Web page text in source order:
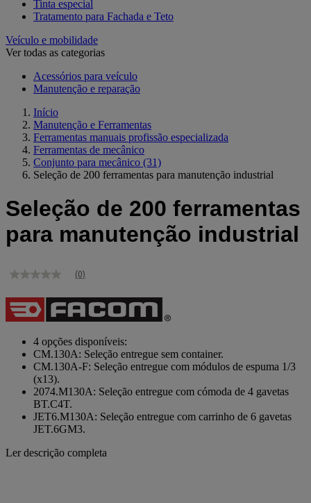
Tinta especial
Tratamento para Fachada e Teto
Veículo e mobilidade
Ver todas as categorias
Acessórios para veículo
Manutenção e reparação
Início
Manutenção e Ferramentas
Ferramentas manuais profissão especializada
Ferramentas de mecânico
Conjunto para mecânico (31)
Seleção de 200 ferramentas para manutenção industrial
Seleção de 200 ferramentas
para manutenção industrial
Sem
de
classificação
Link
mesma
página.
(0)
4 opções disponíveis:
CM.130A: Seleção entregue sem container.
CM.130A-F: Seleção entregue com módulos de espuma 1/3
(x13).
2074.M130A: Seleção entregue com cómoda de 4 gavetas
BT.C4T.
JET6.M130A: Seleção entregue com carrinho de 6 gavetas
JET.6GM3.
Ler descrição completa